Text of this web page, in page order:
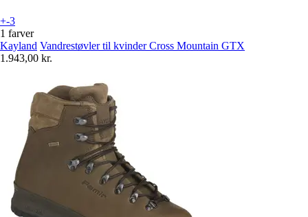
+-3
1 farver
Kayland Vandrestøvler til kvinder Cross Mountain GTX
1.943,00 kr.